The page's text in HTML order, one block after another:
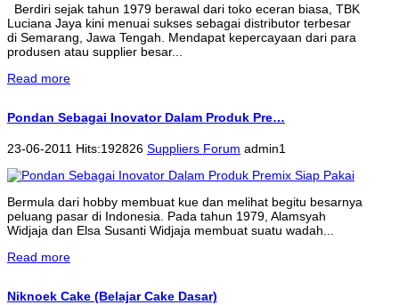
Berdiri sejak tahun 1979 berawal dari toko eceran biasa, TBK
Luciana Jaya kini menuai sukses sebagai distributor terbesar
di Semarang, Jawa Tengah. Mendapat kepercayaan dari para
produsen atau supplier besar...
Read more
Pondan Sebagai Inovator Dalam Produk Pre…
23-06-2011 Hits:192826 Suppliers Forum admin1
Bermula dari hobby membuat kue dan melihat begitu besarnya
peluang pasar di Indonesia. Pada tahun 1979, Alamsyah
Widjaja dan Elsa Susanti Widjaja membuat suatu wadah...
Read more
Niknoek Cake (Belajar Cake Dasar)